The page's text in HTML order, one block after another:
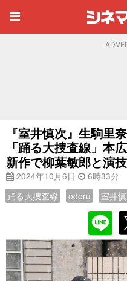
『室井慎次』生駒里
「踊る大捜査線」本
新作で柳葉敏郎と演
2024年10月6日
6時33分
踊る大捜査線
odoru 室井